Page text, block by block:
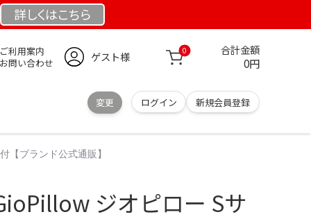
詳しくはこちら
ご利用案内
お問い合わせ
ゲスト様 0 合計金額
0円
変更 ログイン 新規会員登録
【ブランド公式通販】
ジオピロー Sサ